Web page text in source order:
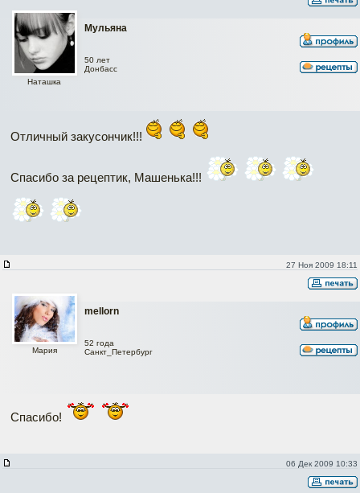
Мульяна
Наташка
50 лет
Донбасс
Отличный закусончик!!!
Спасибо за рецептик, Машенька!!!
27 Ноя 2009 18:11
mellorn
Мария
52 года
Санкт_Петербург
Спасибо!
06 Дек 2009 10:33